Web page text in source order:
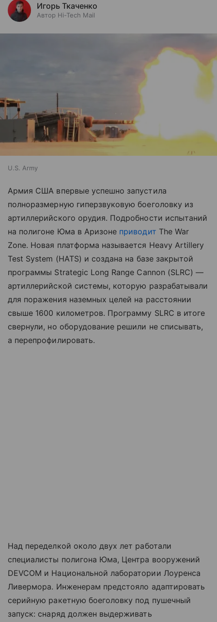
Игорь Ткаченко
Автор Hi-Tech Mail
U.S. Army
Армия США впервые успешно запустила
полноразмерную гиперзвуковую боеголовку из
артиллерийского орудия. Подробности испытаний
на полигоне Юма в Аризоне приводит The War
Zone. Новая платформа называется Heavy Artillery
Test System (HATS) и создана на базе закрытой
программы Strategic Long Range Cannon (SLRC) —
артиллерийской системы, которую разрабатывали
для поражения наземных целей на расстоянии
свыше 1600 километров. Программу SLRC в итоге
свернули, но оборудование решили не списывать,
а перепрофилировать.
Над переделкой около двух лет работали
специалисты полигона Юма, Центра вооружений
DEVCOM и Национальной лаборатории Лоуренса
Ливермора. Инженерам предстояло адаптировать
серийную ракетную боеголовку под пушечный
запуск: снаряд должен выдерживать